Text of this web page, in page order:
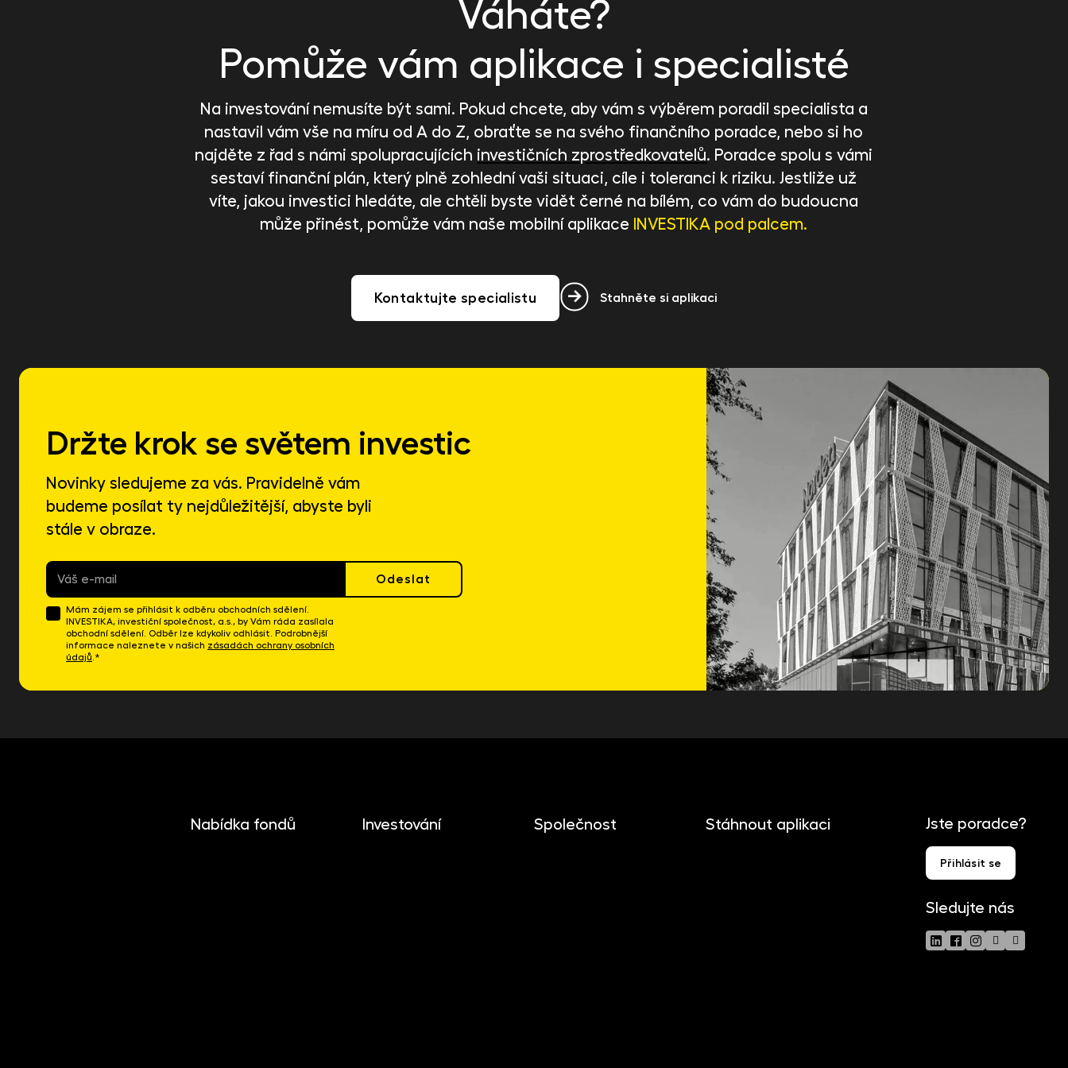
Váháte?
Pomůže vám aplikace i specialisté
Na investování nemusíte být sami. Pokud chcete, aby vám s výběrem poradil specialista a
nastavil vám vše na míru od A do Z, obraťte se na svého finančního poradce, nebo si ho
najděte z řad s námi spolupracujících investičních zprostředkovatelů. Poradce spolu s vámi
sestaví finanční plán, který plně zohlední vaši situaci, cíle i toleranci k riziku. Jestliže už
víte, jakou investici hledáte, ale chtěli byste vidět černé na bílém, co vám do budoucna
může přinést, pomůže vám naše mobilní aplikace INVESTIKA pod palcem.
Kontaktujte specialistu Stahněte si aplikaci
Držte krok se světem investic
Novinky sledujeme za vás. Pravidelně vám
budeme posílat ty nejdůležitější, abyste byli
stále v obraze.
E-
mail*
Mám zájem se přihlásit k odběru obchodních sdělení.
INVESTIKA, investiční společnost, a.s., by Vám ráda zasílala
obchodní sdělení. Odběr lze kdykoliv odhlásit. Podrobnější
informace naleznete v našich zásadách ochrany osobních
údajů .*
Odeslat
Nabídka fondů Investování Společnost Stáhnout aplikaci Jste poradce?
Přihlásit se
Sledujte nás